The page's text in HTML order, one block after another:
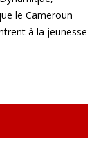
le Cameroun
à la jeunesse